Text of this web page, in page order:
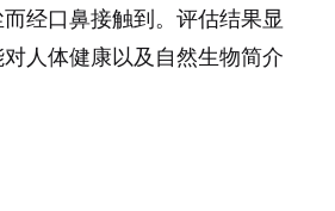
经口鼻接触到。评估结果显
人体健康以及自然生物简介